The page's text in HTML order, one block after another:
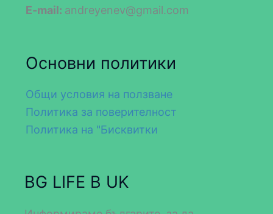
E-mail: andreyenev@gmail.com
Основни политики
Общи условия на ползване
Политика за поверителност
Политика на "Бисквитки
BG LIFE В UK